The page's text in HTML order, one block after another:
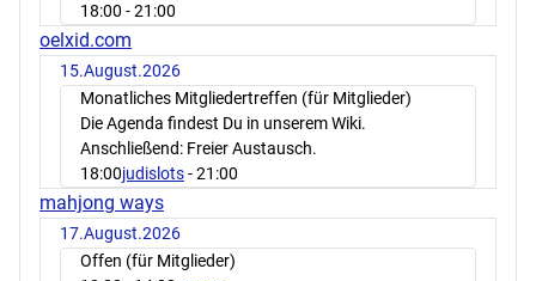
18:00 - 21:00
oelxid.com
15.August.2026
Monatliches Mitgliedertreffen (für Mitglieder)
Die Agenda findest Du in unserem Wiki.
Anschließend: Freier Austausch.
18:00judislots- 21:00
mahjong ways
17.August.2026
Offen (für Mitglieder)